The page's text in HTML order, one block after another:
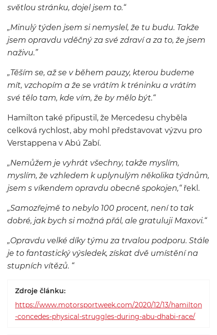
světlou stránku, dojel jsem to.“
„Minulý týden jsem si nemyslel, že tu budu. Takže
jsem opravdu vděčný za své zdraví a za to, že jsem
naživu.”
„Těším se, až se v během pauzy, kterou budeme
mít, vzchopím a že se vrátím k tréninku a vrátím
své tělo tam, kde vím, že by mělo být.“
Hamilton také připustil, že Mercedesu chyběla
celková rychlost, aby mohl představovat výzvu pro
Verstappena v Abú Zabí.
„Nemůžem je vyhrát všechny, takže myslím,
myslím, že vzhledem k uplynulým několika týdnům,
jsem s víkendem opravdu obecně spokojen,“řekl.
„Samozřejmě to nebylo 100 procent, není to tak
dobré, jak bych si možná přál, ale gratuluji Maxovi.“
„Opravdu velké díky týmu za trvalou podporu. Stále
je to fantastický výsledek, získat dvě umístění na
stupních vítězů. “
Zdroje článku:
https://www.motorsportweek.com/2020/12/13/hamilton
-concedes-physical-struggles-during-abu-dhabi-race/